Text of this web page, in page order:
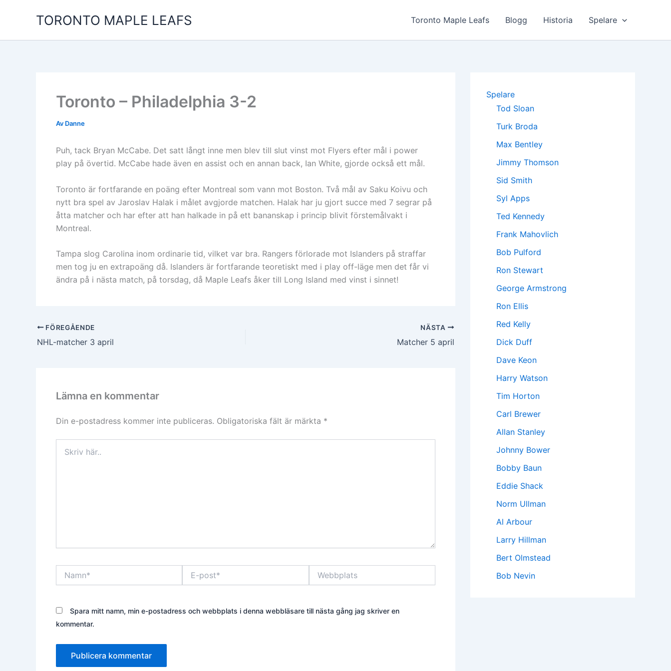
TORONTO MAPLE LEAFS Toronto Maple Leafs Blogg Historia Spelare
Toronto – Philadelphia 3-2
Av Danne
Puh, tack Bryan McCabe. Det satt långt inne men blev till slut vinst mot Flyers efter mål i power
play på övertid. McCabe hade även en assist och en annan back, Ian White, gjorde också ett mål.
Toronto är fortfarande en poäng efter Montreal som vann mot Boston. Två mål av Saku Koivu och
nytt bra spel av Jaroslav Halak i målet avgjorde matchen. Halak har ju gjort succe med 7 segrar på
åtta matcher och har efter att han halkade in på ett bananskap i princip blivit förstemålvakt i
Montreal.
Tampa slog Carolina inom ordinarie tid, vilket var bra. Rangers förlorade mot Islanders på straffar
men tog ju en extrapoäng då. Islanders är fortfarande teoretiskt med i play off-läge men det får vi
ändra på i nästa match, på torsdag, då Maple Leafs åker till Long Island med vinst i sinnet!
FÖREGÅENDE
NHL-matcher 3 april
NÄSTA
Matcher 5 april
Lämna en kommentar
Din e-postadress kommer inte publiceras. Obligatoriska fält är märkta *
här..
post*
Spara mitt namn, min e-postadress och webbplats i denna webbläsare till nästa gång jag skriver en
kommentar.
Spelare
Tod Sloan
Turk Broda
Max Bentley
Jimmy Thomson
Sid Smith
Syl Apps
Ted Kennedy
Frank Mahovlich
Bob Pulford
Ron Stewart
George Armstrong
Ron Ellis
Red Kelly
Dick Duff
Dave Keon
Harry Watson
Tim Horton
Carl Brewer
Allan Stanley
Johnny Bower
Bobby Baun
Eddie Shack
Norm Ullman
Al Arbour
Larry Hillman
Bert Olmstead
Bob Nevin